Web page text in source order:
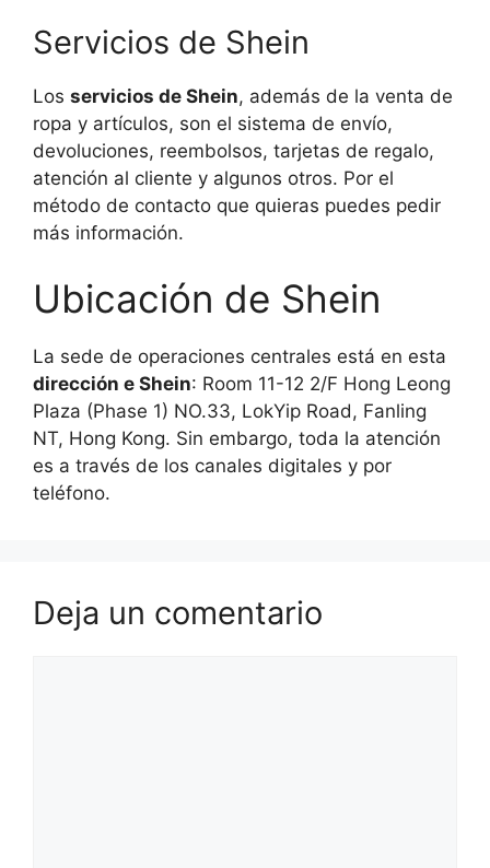
Servicios de Shein
Los servicios de Shein, además de la venta de
ropa y artículos, son el sistema de envío,
devoluciones, reembolsos, tarjetas de regalo,
atención al cliente y algunos otros. Por el
método de contacto que quieras puedes pedir
más información.
Ubicación de Shein
La sede de operaciones centrales está en esta
dirección e Shein: Room 11-12 2/F Hong Leong
Plaza (Phase 1) NO.33, LokYip Road, Fanling
NT, Hong Kong. Sin embargo, toda la atención
es a través de los canales digitales y por
teléfono.
Deja un comentario